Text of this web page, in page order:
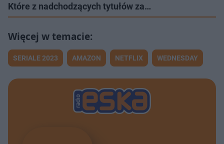
Które z nadchodzących tytułów za…
SERIALE 2023 AMAZON NETFLIX WEDNESDAY